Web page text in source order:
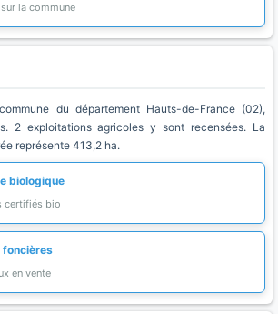
la commune
du département Hauts-de-France (02),
2 exploitations agricoles y sont recensées. La
représente 413,2 ha.
biologique
certifiés bio
foncières
en vente